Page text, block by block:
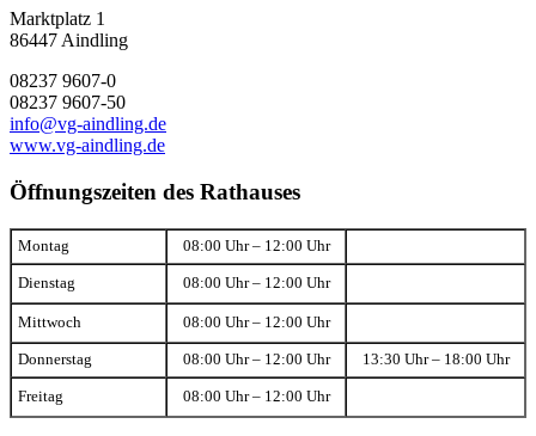
Marktplatz 1
86447 Aindling
08237 9607-0
08237 9607-50
info@vg-aindling.de
www.vg-aindling.de
Öffnungszeiten des Rathauses
Montag 08:00 Uhr – 12:00 Uhr
Dienstag 08:00 Uhr – 12:00 Uhr
Mittwoch 08:00 Uhr – 12:00 Uhr
Donnerstag 08:00 Uhr – 12:00 Uhr 13:30 Uhr – 18:00 Uhr
Freitag 08:00 Uhr – 12:00 Uhr